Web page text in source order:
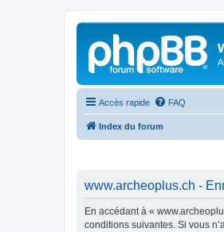
Accès rapide FAQ
Index du forum
www.archeoplus.ch -
En accédant à «
conditions suivantes. Si vous